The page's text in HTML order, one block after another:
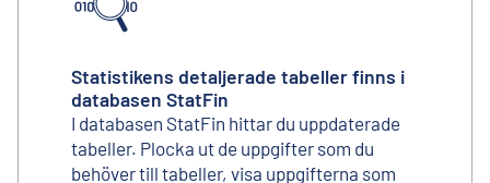
Statistikens detaljerade tabeller finns i
databasen StatFin
I databasen StatFin hittar du uppdaterade
tabeller. Plocka ut de uppgifter som du
behöver till tabeller, visa uppgifterna som